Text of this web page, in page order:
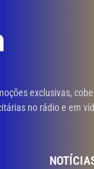
exclusivas,
no rádio e em